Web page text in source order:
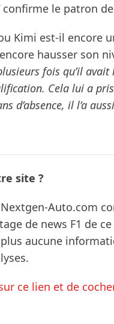
confirme le patron
Kimi est-il encore
hausser son
fois qu’il avait
Cela lui a
d’absence, il l’a
site ?
Auto.com
de news F1 de
aucune
ce lien et de